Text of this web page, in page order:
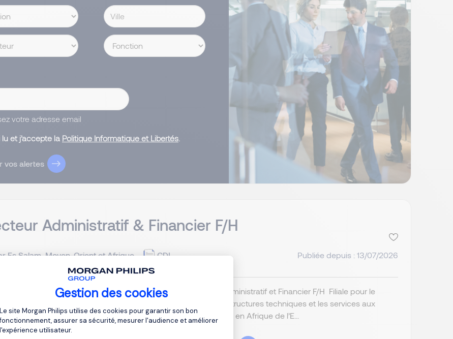
Gestion des cookies
Plateforme de Gestion du Consentement : Personnalisez vos Options
Le site Morgan Philips utilise des cookies pour garantir son bon
fonctionnement, assurer sa sécurité, mesurer l'audience et améliorer
l'expérience utilisateur.
votre adresse email
lu et j’accepte la Politique Informatique et Libertés
vos alertes
Administratif & Financier F/H
Es Salam, Moyen-Orient et Afrique CDI Publiée depuis : 13/07/2026
Philips Executive Searc h recrute actuellement un Directeur Administratif et Financier F/H Filiale pour le
de son client, un groupe international spécialisé dans les infrastructures techniques et les services aux
télécoms, dans le cadre du développement de ses activités en Afrique de l’E...